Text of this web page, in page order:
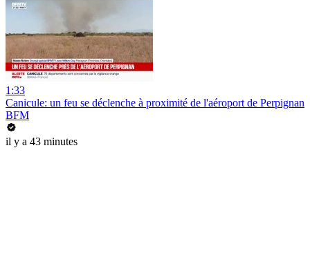
1:33
Canicule: un feu se déclenche à proximité de l'aéroport de Perpignan
BFM
il y a 43 minutes